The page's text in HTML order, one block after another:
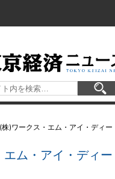
(株)ワークス・エム・アイ・ディ
エム・アイ・ディ